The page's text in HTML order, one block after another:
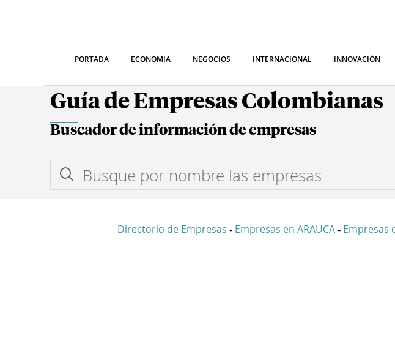
PORTADA ECONOMIA NEGOCIOS INTERNACIONAL INNOVACIÓN
Guía de Empresas Colombianas
Buscador de información de empresas
Directorio de Empresas - Empresas en ARAUCA - Empresas